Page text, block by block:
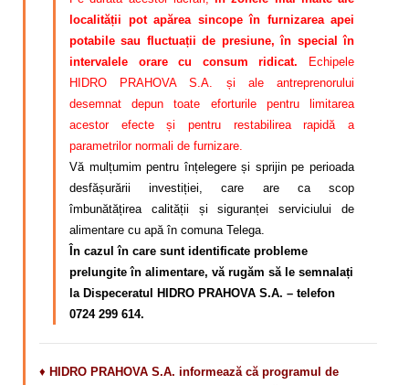
localității pot apărea sincope în furnizarea apei
potabile sau fluctuații de presiune, în special în
intervalele orare cu consum ridicat. Echipele
HIDRO PRAHOVA S.A. și ale antreprenorului
desemnat depun toate eforturile pentru limitarea
acestor efecte și pentru restabilirea rapidă a
parametrilor normali de furnizare.
Vă mulțumim pentru înțelegere și sprijin pe perioada
desfășurării investiției, care are ca scop
îmbunătățirea calității și siguranței serviciului de
alimentare cu apă în comuna Telega.
În cazul în care sunt identificate probleme
prelungite în alimentare, vă rugăm să le semnalați
la Dispeceratul HIDRO PRAHOVA S.A. – telefon
0724 299 614.
♦ HIDRO PRAHOVA S.A. informează că programul de